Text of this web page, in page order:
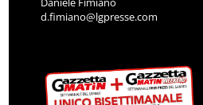
d.fimiano@lgpresse.com